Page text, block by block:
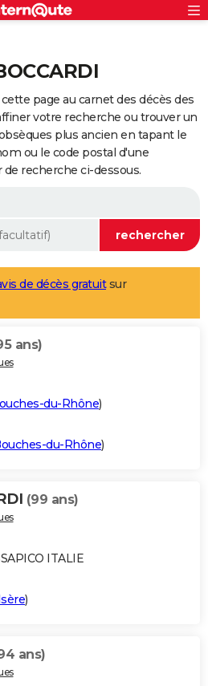
page au carnet des décès des
votre recherche ou trouver un
plus ancien en tapant le
ou le code postal d'une
recherche ci-dessous.
de décès gratuitsur
ans)
du-Rhône)
du-Rhône)
(99 ans)
ITALIE
)
ans)